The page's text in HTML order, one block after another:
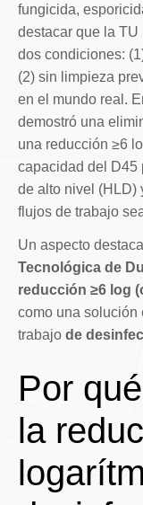
fungicida,
destacar que la
dos condiciones:
(2) sin limpieza
en el mundo real.
demostró una
una reducción ≥6
capacidad del D45
de alto nivel (HLD)
flujos de trabajo
Un aspecto
Tecnológica de
reducción ≥6 log
como una solución
trabajo de
Por
la